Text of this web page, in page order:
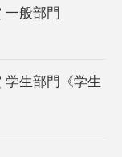
一般部門
学生部門《学生